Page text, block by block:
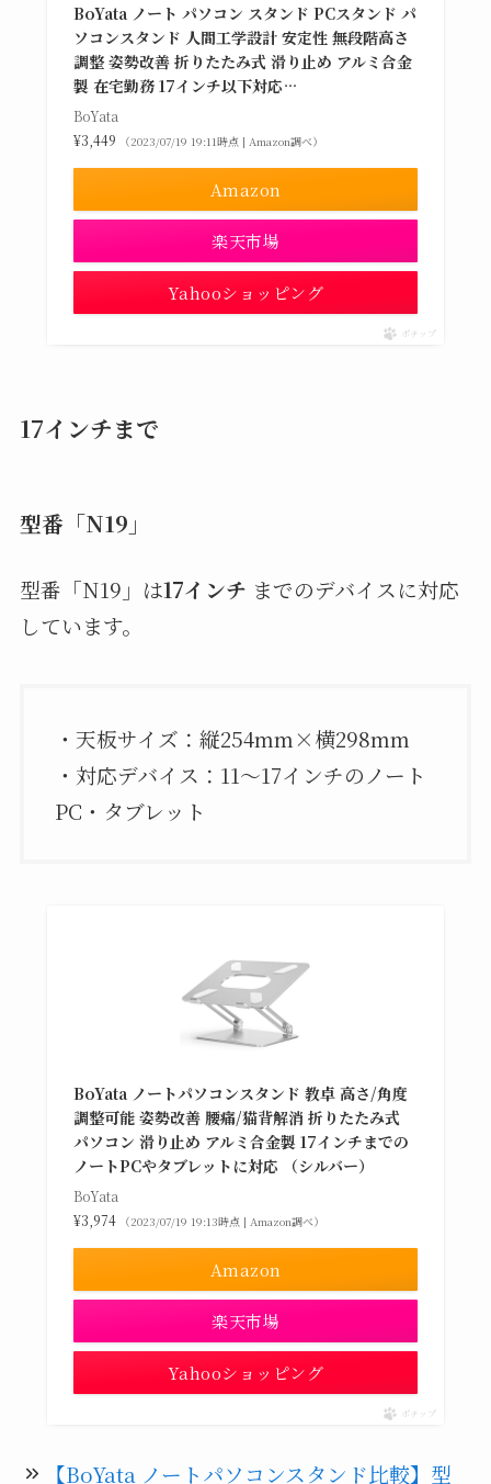
BoYata ノート パソコン スタンド PCスタンド パ
ソコンスタンド 人間工学設計 安定性 無段階高さ
調整 姿勢改善 折りたたみ式 滑り止め アルミ合金
製 在宅勤務 17インチ以下対応…
BoYata
¥3,449
（2023/07/19 19:11時点 | Amazon調べ）
Amazon
楽天市場
Yahooショッピング
ポチップ
17インチまで
型番「N19」
型番「N19」は17インチ までのデバイスに対応
しています。
・天板サイズ：縦254mm×横298mm
・対応デバイス：11〜17インチのノート
PC・タブレット
BoYata ノートパソコンスタンド 教卓 高さ/角度
調整可能 姿勢改善 腰痛/猫背解消 折りたたみ式
パソコン 滑り止め アルミ合金製 17インチまでの
ノートPCやタブレットに対応 （シルバー）
BoYata
¥3,974 （2023/07/19 19:13時点 | Amazon調べ）
Amazon
楽天市場
Yahooショッピング
ポチップ
【BoYata ノートパソコンスタンド比較】型